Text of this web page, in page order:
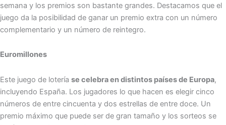
semana y los premios son bastante grandes. Destacamos que el
juego da la posibilidad de ganar un premio extra con un número
complementario y un número de reintegro.
Euromillones
Este juego de lotería se celebra en distintos países de Europa,
incluyendo España. Los jugadores lo que hacen es elegir cinco
números de entre cincuenta y dos estrellas de entre doce. Un
premio máximo que puede ser de gran tamaño y los sorteos se